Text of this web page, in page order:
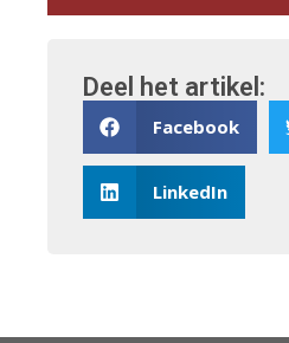
Deel het artikel:
Facebook
LinkedIn